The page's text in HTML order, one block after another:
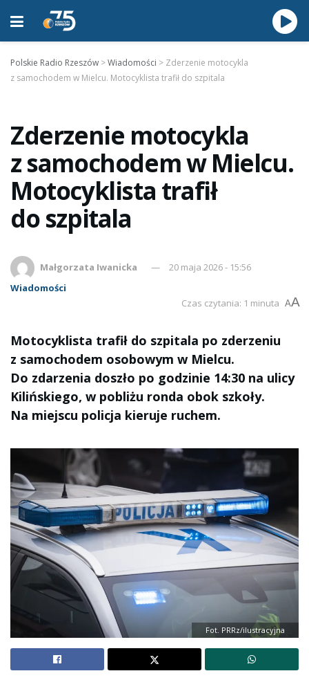
Polskie Radio Rzeszów >Wiadomości > Zderzenie motocykla
z samochodem w Mielcu. Motocyklista trafił do szpitala
Zderzenie motocykla
z samochodem w Mielcu.
Motocyklista trafił
do szpitala
Małgorzata Iwanicka
20 maja 2026 - 15:56
Wiadomości
Czas czytania: 1 minuta AA
Motocyklista trafił do szpitala po zderzeniu
z samochodem osobowym w Mielcu.
Do zdarzenia doszło po godzinie 14:30 na ulicy
Kilińskiego, w pobliżu ronda obok szkoły.
Na miejscu policja kieruje ruchem.
Fot. PRRz/ilustracyjna